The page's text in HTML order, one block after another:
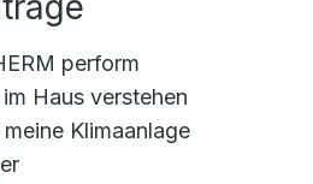
perform
Haus verstehen
Klimaanlage